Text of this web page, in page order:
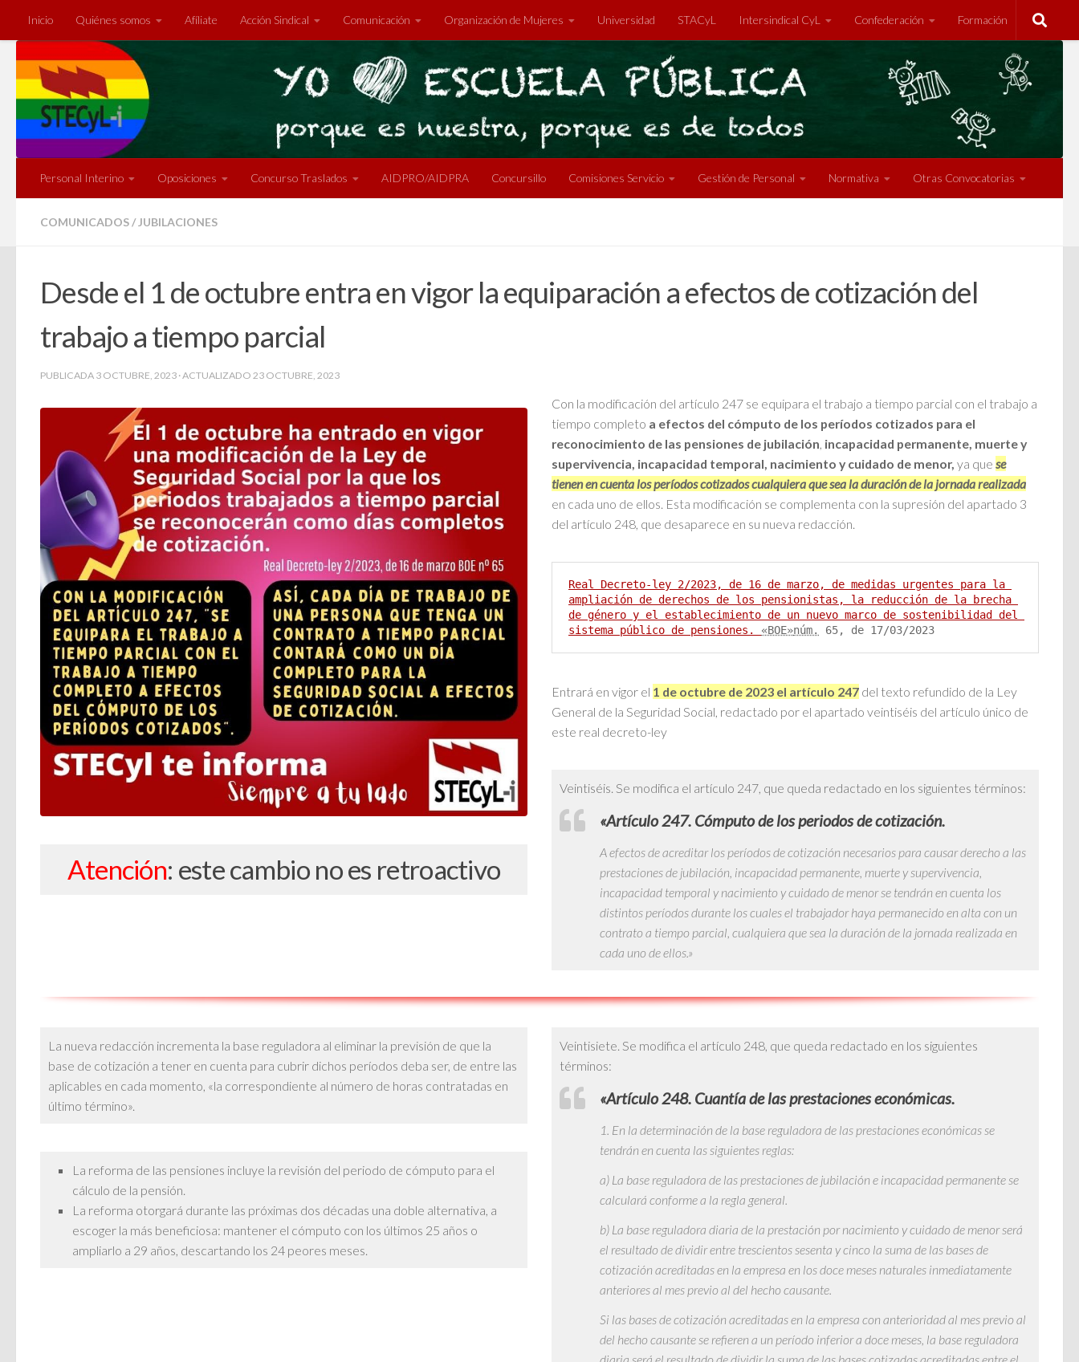
Saltar al contenido
Inicio Quiénes somos Afíliate Acción Sindical Comunicación Organización de Mujeres Universidad STACyL Intersindical CyL Confederación Formación
Personal Interino Oposiciones Concurso Traslados AIDPRO/AIDPRA Concursillo Comisiones Servicio Gestión de Personal Normativa Otras Convocatorias
COMUNICADOS/ JUBILACIONES
Desde el 1 de octubre entra en vigor la equiparación a efectos de cotización del
trabajo a tiempo parcial
PUBLICADA 3 OCTUBRE, 2023 · ACTUALIZADO 23 OCTUBRE, 2023
Atención: este cambio no es retroactivo
Con la modificación del artículo 247 se equipara el trabajo a tiempo parcial con el trabajo a
tiempo completo a efectos del cómputo de los períodos cotizados para el
reconocimiento de las pensiones de jubilación, incapacidad permanente, muerte y
supervivencia, incapacidad temporal, nacimiento y cuidado de menor, ya que se
tienen en cuenta los períodos cotizados cualquiera que sea la duración de la jornada realizada
en cada uno de ellos. Esta modificación se complementa con la supresión del apartado 3
del artículo 248, que desaparece en su nueva redacción.
Real Decreto-ley 2/2023, de 16 de marzo, de medidas urgentes para la
ampliación de derechos de los pensionistas, la reducción de la brecha
de género y el establecimiento de un nuevo marco de sostenibilidad del
sistema público de pensiones. «BOE»núm. 65, de 17/03/2023
Entrará en vigor el 1 de octubre de 2023 el artículo 247 del texto refundido de la Ley
General de la Seguridad Social, redactado por el apartado veintiséis del artículo único de
este real decreto-ley
Veintiséis. Se modifica el artículo 247, que queda redactado en los siguientes términos:
«Artículo 247. Cómputo de los periodos de cotización.
A efectos de acreditar los períodos de cotización necesarios para causar derecho a las
prestaciones de jubilación, incapacidad permanente, muerte y supervivencia,
incapacidad temporal y nacimiento y cuidado de menor se tendrán en cuenta los
distintos períodos durante los cuales el trabajador haya permanecido en alta con un
contrato a tiempo parcial, cualquiera que sea la duración de la jornada realizada en
cada uno de ellos.»
La nueva redacción incrementa la base reguladora al eliminar la previsión de que la
base de cotización a tener en cuenta para cubrir dichos períodos deba ser, de entre las
aplicables en cada momento, «la correspondiente al número de horas contratadas en
último término».
La reforma de las pensiones incluye la revisión del periodo de cómputo para el
cálculo de la pensión.
La reforma otorgará durante las próximas dos décadas una doble alternativa, a
escoger la más beneficiosa: mantener el cómputo con los últimos 25 años o
ampliarlo a 29 años, descartando los 24 peores meses.
Veintisiete. Se modifica el artículo 248, que queda redactado en los siguientes
términos:
«Artículo 248. Cuantía de las prestaciones económicas.
1. En la determinación de la base reguladora de las prestaciones económicas se
tendrán en cuenta las siguientes reglas:
a) La base reguladora de las prestaciones de jubilación e incapacidad permanente se
calculará conforme a la regla general.
b) La base reguladora diaria de la prestación por nacimiento y cuidado de menor será
el resultado de dividir entre trescientos sesenta y cinco la suma de las bases de
cotización acreditadas en la empresa en los doce meses naturales inmediatamente
anteriores al mes previo al del hecho causante.
Si las bases de cotización acreditadas en la empresa con anterioridad al mes previo al
del hecho causante se refieren a un período inferior a doce meses, la base reguladora